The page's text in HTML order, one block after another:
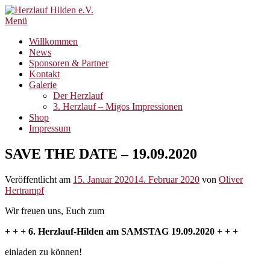
Zum
Inhalt
Menü
Willkommen
News
Sponsoren & Partner
Kontakt
Galerie
Der Herzlauf
3. Herzlauf – Migos Impressionen
Shop
Impressum
SAVE THE DATE – 19.09.2020
Veröffentlicht am 15. Januar 202014. Februar 2020 von Oliver
Hertrampf
Wir freuen uns, Euch zum
+ + + 6. Herzlauf-Hilden am SAMSTAG 19.09.2020 + + +
einladen zu können!